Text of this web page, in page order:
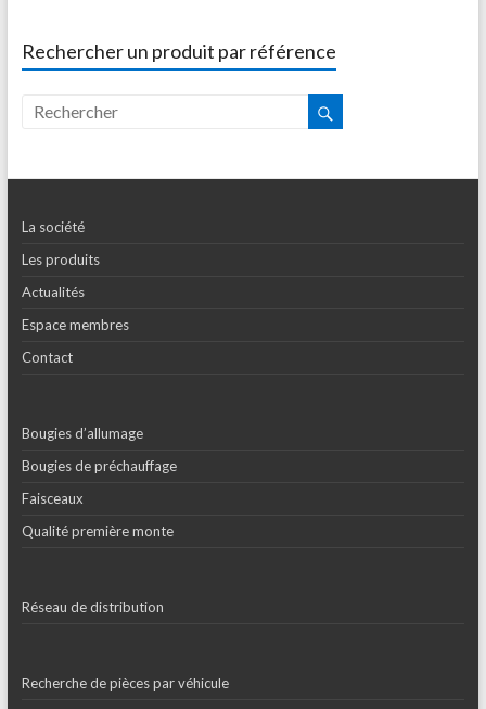
Rechercher un produit par référence
La société
Les produits
Actualités
Espace membres
Contact
Bougies d’allumage
Bougies de préchauffage
Faisceaux
Qualité première monte
Réseau de distribution
Recherche de pièces par véhicule